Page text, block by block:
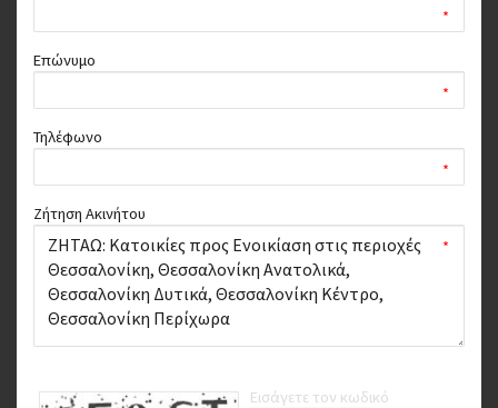
*
Επώνυμο
*
Τηλέφωνο
*
Ζήτηση Ακινήτου
*
Εισάγετε τον κωδικό